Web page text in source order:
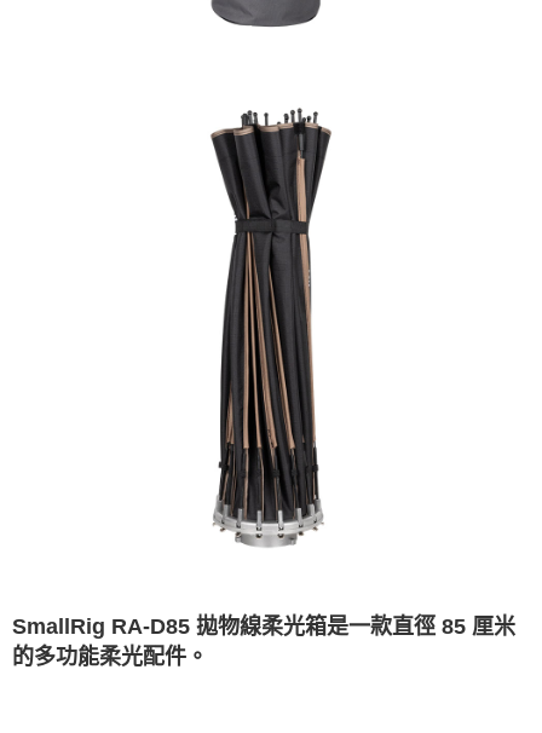
SmallRig RA-D85 拋物線柔光箱是一款直徑 85 厘米
的多功能柔光配件。